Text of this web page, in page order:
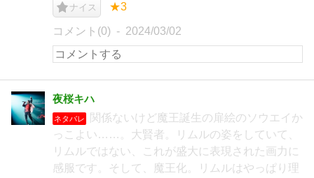
ナイス ★3
コメント(0) 2024/03/02
夜桜キハ
ネタバレ
関係ないけど魔王誕生の扉絵のソウエイか
っこよい……。大賢者。リムルの姿をしていて、
リムルではない、これが盛大に表現された画力に
感服です。そして、魔王化。リムルはやっぱり理